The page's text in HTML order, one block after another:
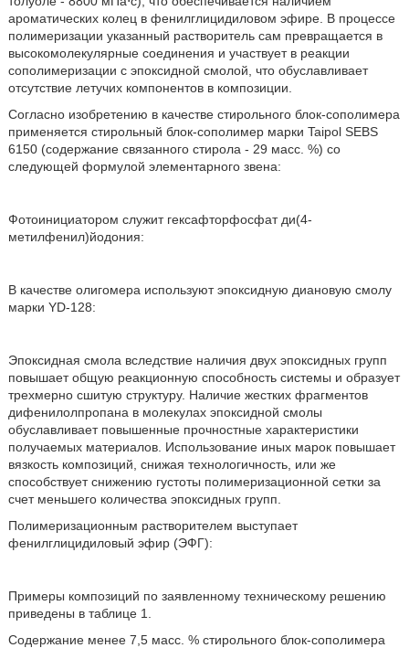
ароматических колец в фенилглицидиловом эфире. В процессе
полимеризации указанный растворитель сам превращается в
высокомолекулярные соединения и участвует в реакции
сополимеризации с эпоксидной смолой, что обуславливает
отсутствие летучих компонентов в композиции.
Согласно изобретению в качестве стирольного блок-сополимера
применяется стирольный блок-сополимер марки Taipol SEBS
6150 (содержание связанного стирола - 29 масс. %) со
следующей формулой элементарного звена:
Фотоинициатором служит гексафторфосфат ди(4-
метилфенил)йодония:
В качестве олигомера используют эпоксидную диановую смолу
марки YD-128:
Эпоксидная смола вследствие наличия двух эпоксидных групп
повышает общую реакционную способность системы и образует
трехмерно сшитую структуру. Наличие жестких фрагментов
дифенилолпропана в молекулах эпоксидной смолы
обуславливает повышенные прочностные характеристики
получаемых материалов. Использование иных марок повышает
вязкость композиций, снижая технологичность, или же
способствует снижению густоты полимеризационной сетки за
счет меньшего количества эпоксидных групп.
Полимеризационным растворителем выступает
фенилглицидиловый эфир (ЭФГ):
Примеры композиций по заявленному техническому решению
приведены в таблице 1.
Содержание менее 7,5 масс. % стирольного блок-сополимера